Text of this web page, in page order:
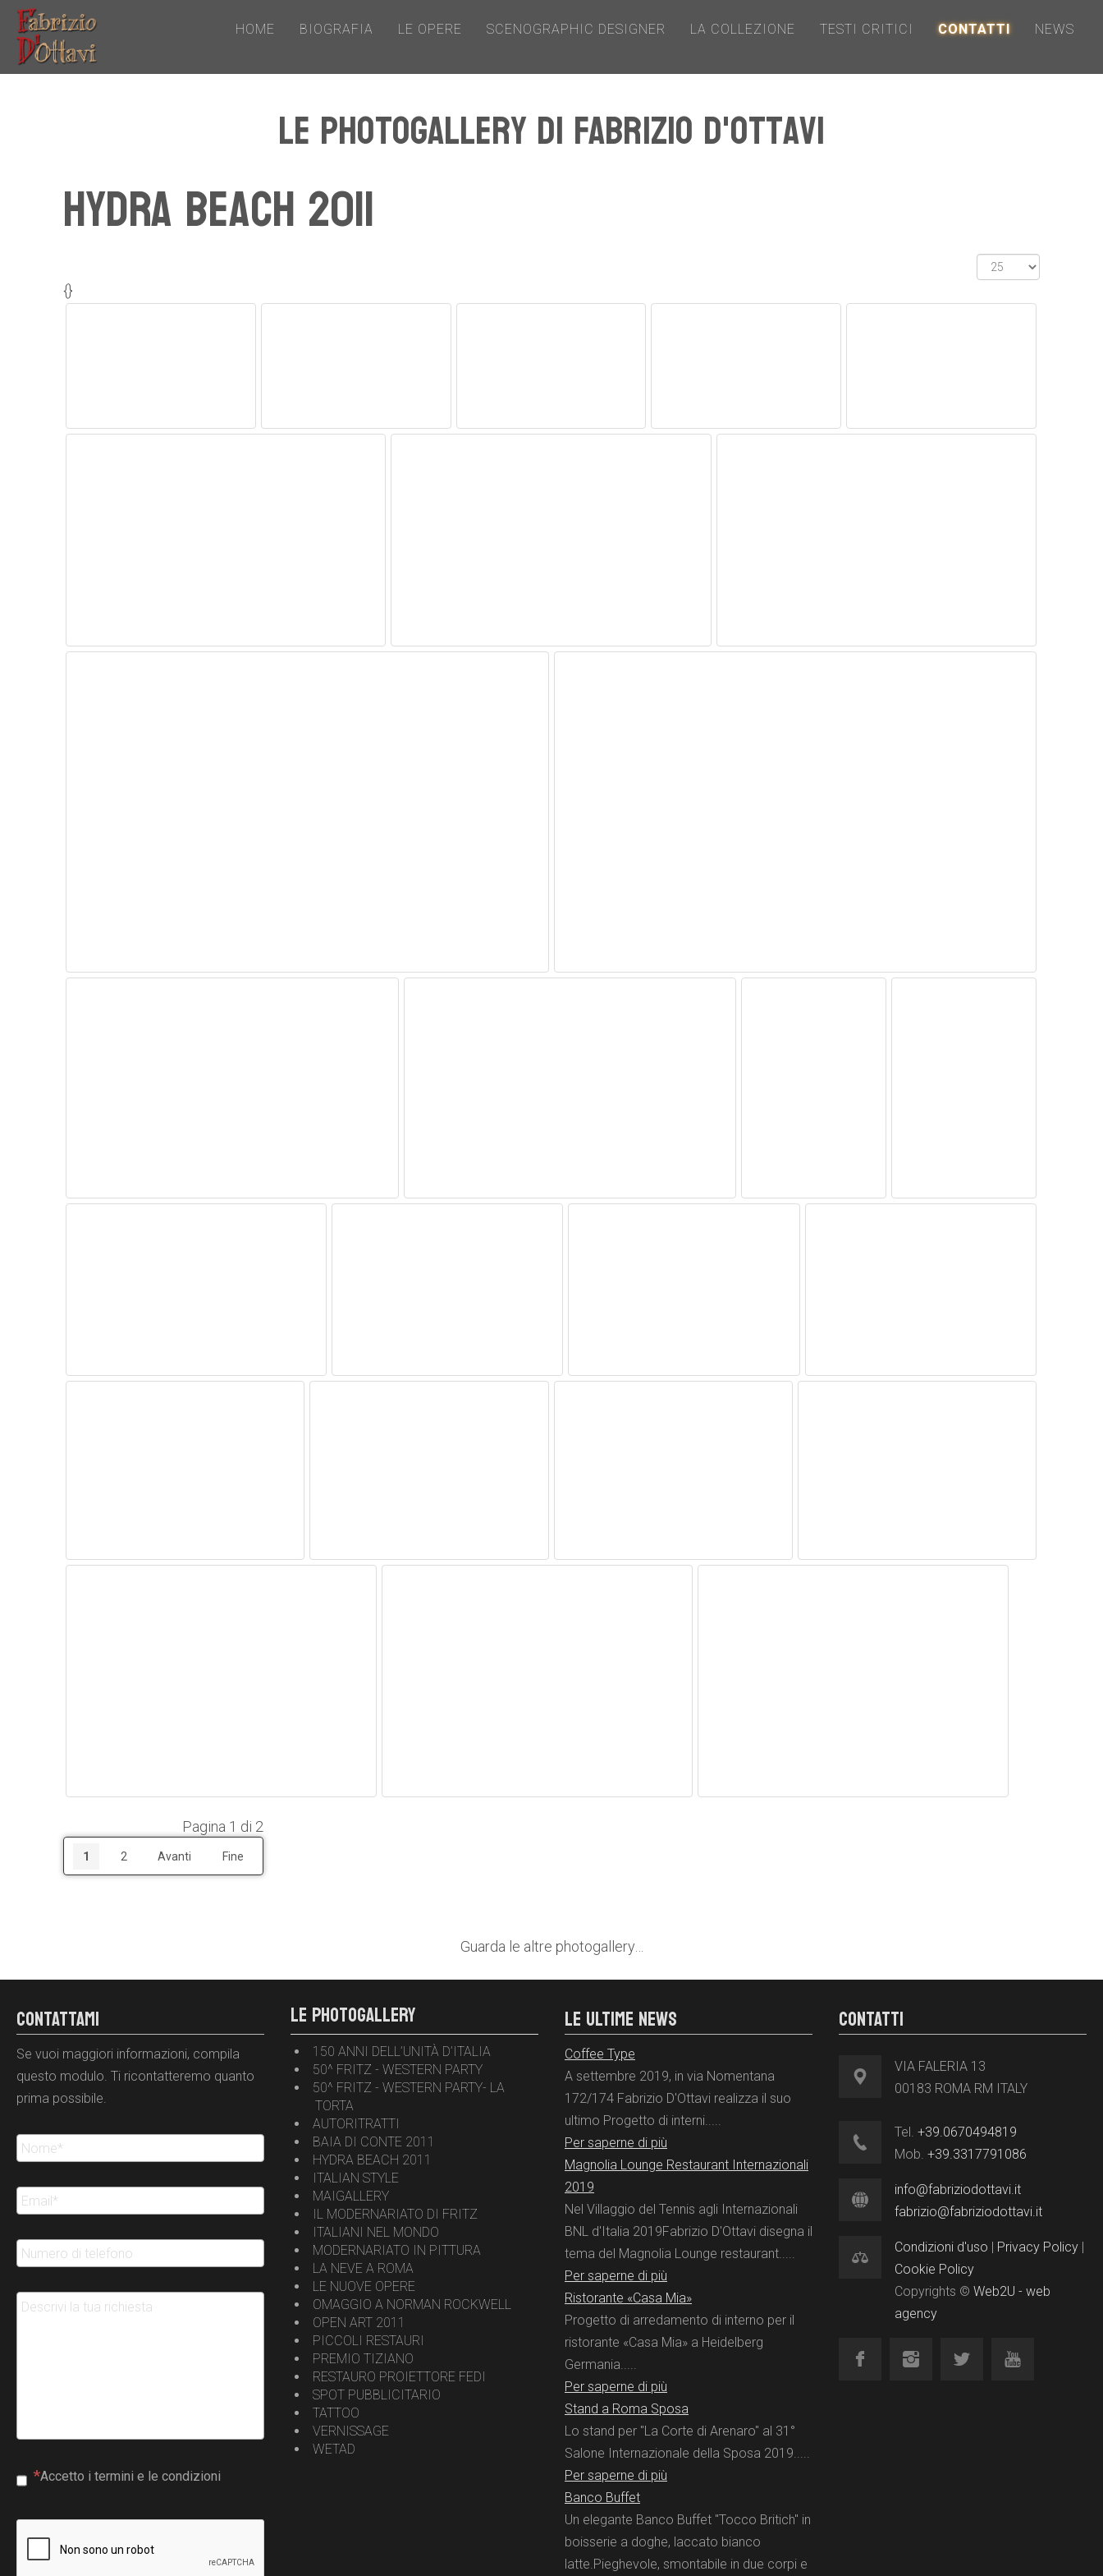
HOME BIOGRAFIA LE OPERE SCENOGRAPHIC DESIGNER LA COLLEZIONE TESTI CRITICI CONTATTI NEWS
Le photogallery di Fabrizio D'Ottavi
Hydra Beach 2011
{}
Pagina 1 di 2
1 2 Avanti Fine
Guarda le altre photogallery…
CONTATTAMI
Se vuoi maggiori informazioni, compila
questo modulo. Ti ricontatteremo quanto
prima possibile.
Accetto i termini e le condizioni
LE PHOTOGALLERY
150 ANNI DELL’UNITÀ D’ITALIA
50^ FRITZ - WESTERN PARTY
50^ FRITZ - WESTERN PARTY- LA
TORTA
AUTORITRATTI
BAIA DI CONTE 2011
HYDRA BEACH 2011
ITALIAN STYLE
MAIGALLERY
IL MODERNARIATO DI FRITZ
ITALIANI NEL MONDO
MODERNARIATO IN PITTURA
LA NEVE A ROMA
LE NUOVE OPERE
OMAGGIO A NORMAN ROCKWELL
OPEN ART 2011
PICCOLI RESTAURI
PREMIO TIZIANO
RESTAURO PROIETTORE FEDI
SPOT PUBBLICITARIO
TATTOO
VERNISSAGE
WETAD
LE ULTIME NEWS
Coffee Type
A settembre 2019, in via Nomentana
172/174 Fabrizio D'Ottavi realizza il suo
ultimo Progetto di interni.....
Per saperne di più
Magnolia Lounge Restaurant Internazionali
2019
Nel Villaggio del Tennis agli Internazionali
BNL d'Italia 2019Fabrizio D'Ottavi disegna il
tema del Magnolia Lounge restaurant.....
Per saperne di più
Ristorante «Casa Mia»
Progetto di arredamento di interno per il
ristorante «Casa Mia» a Heidelberg
Germania.....
Per saperne di più
Stand a Roma Sposa
Lo stand per "La Corte di Arenaro" al 31°
Salone Internazionale della Sposa 2019.....
Per saperne di più
Banco Buffet
Un elegante Banco Buffet "Tocco Britich" in
boisserie a doghe, laccato bianco
latte.Pieghevole, smontabile in due corpi e
CONTATTI
VIA FALERIA 13
00183 ROMA RM ITALY
Tel. +39.0670494819
Mob. +39.3317791086
info@fabriziodottavi.it
fabrizio@fabriziodottavi.it
Condizioni d'uso | Privacy Policy |
Cookie Policy
Copyrights © Web2U - web
agency